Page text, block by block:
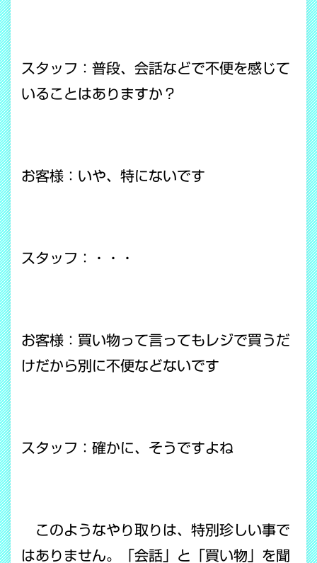
スタッフ：普段、会話などで不便を感じて
いることはありますか？
お客様：いや、特にないです
スタッフ：・・・
お客様：買い物って言ってもレジで買うだ
けだから別に不便などないです
スタッフ：確かに、そうですよね
このようなやり取りは、特別珍しい事で
はありません。「会話」と「買い物」を聞